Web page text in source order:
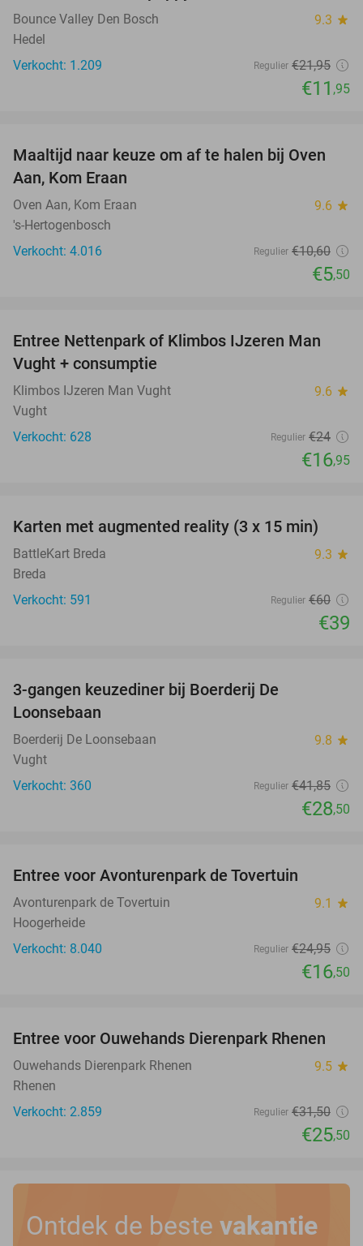
Bounce Valley Den Bosch 9.3 star
Hedel
Verkocht: 1.209
Regulier €21,95
€11 ,95
48%
Maaltijd naar keuze om af te halen bij Oven
Aan, Kom Eraan
Oven Aan, Kom Eraan 9.6 star
's-Hertogenbosch
Verkocht: 4.016
Regulier €10,60
€5,50
29%
Entree Nettenpark of Klimbos IJzeren Man
Vught + consumptie
Klimbos IJzeren Man Vught 9.6 star
Vught
Verkocht: 628
Regulier €24
€16,95
35%
Karten met augmented reality (3 x 15 min)
BattleKart Breda 9.3 star
Breda
Verkocht: 591
Regulier €60
€39
3-gangen keuzediner bij Boerderij De
Loonsebaan
Boerderij De Loonsebaan 9.8 star
Vught
Verkocht: 360
Regulier €41,85
€28,50
Entree voor Avonturenpark de Tovertuin
Avonturenpark de Tovertuin 9.1 star
Hoogerheide
Verkocht: 8.040
Regulier €24,95
€16,50
19%
Entree voor Ouwehands Dierenpark Rhenen
Ouwehands Dierenpark Rhenen 9.5 star
Rhenen
Verkocht: 2.859
Regulier €31,50
€25,50
Ontdek de beste vakantie